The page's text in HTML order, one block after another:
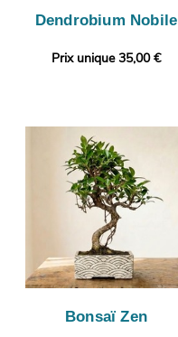
Dendrobium Nobile
Prix unique 35,00 €
Bonsaï Zen